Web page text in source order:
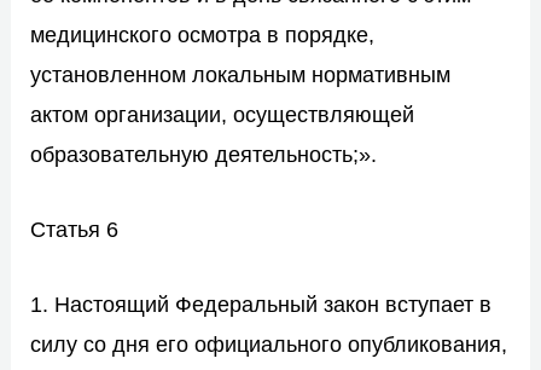
медицинского осмотра в порядке,
установленном локальным нормативным
актом организации, осуществляющей
образовательную деятельность;».
Статья 6
1. Настоящий Федеральный закон вступает в
силу со дня его официального опубликования,